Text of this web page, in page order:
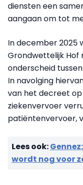
diensten een
aangaan om tot
In december 2025
Grondwettelijk
onderscheid
In navolging
van het decreet
ziekenvervoer
patiëntenvervoer,
Lees ook:
wordt nog voor